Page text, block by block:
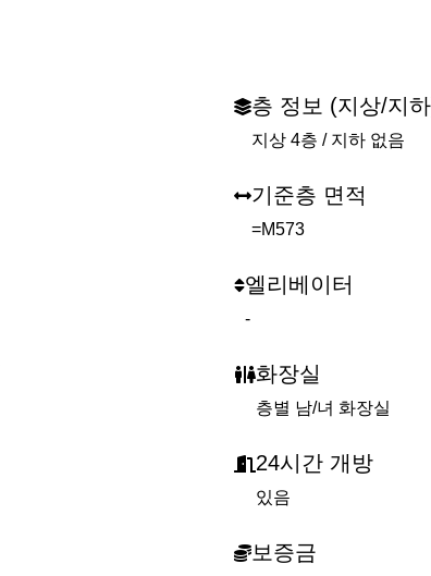
층 정보 (지상/지
지상 4층 / 지하 없음
기준층 면적
=M573
엘리베이터
-
화장실
층별 남/녀 화장실
24시간 개방
있음
보증금